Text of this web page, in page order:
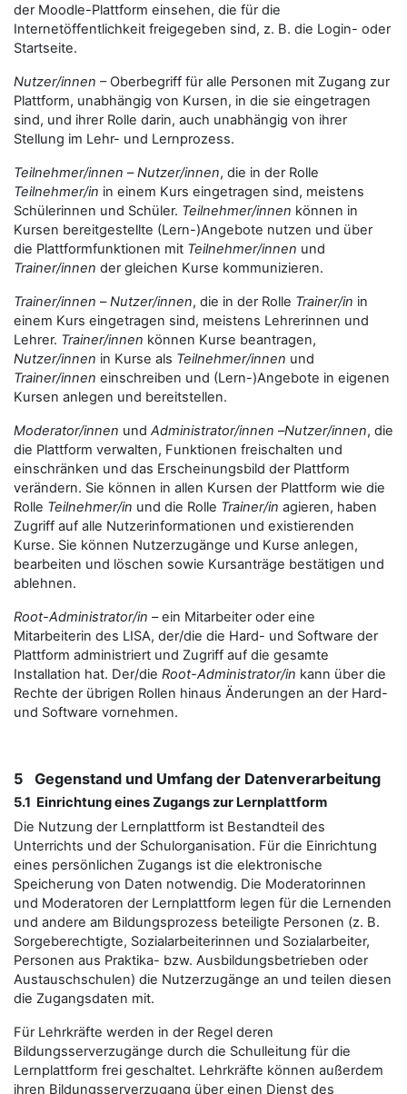
der Moodle-Plattform einsehen, die für die
Internetöffentlichkeit freigegeben sind, z. B. die Login- oder
Startseite.
Nutzer/innen – Oberbegriff für alle Personen mit Zugang zur
Plattform, unabhängig von Kursen, in die sie eingetragen
sind, und ihrer Rolle darin, auch unabhängig von ihrer
Stellung im Lehr- und Lernprozess.
Teilnehmer/innen –Nutzer/innen, die in der Rolle
Teilnehmer/in in einem Kurs eingetragen sind, meistens
Schülerinnen und Schüler. Teilnehmer/innen können in
Kursen bereitgestellte (Lern-)Angebote nutzen und über
die Plattformfunktionen mit Teilnehmer/innen und
Trainer/innen der gleichen Kurse kommunizieren.
Trainer/innen –Nutzer/innen, die in der Rolle Trainer/in in
einem Kurs eingetragen sind, meistens Lehrerinnen und
Lehrer. Trainer/innen können Kurse beantragen,
Nutzer/innen in Kurse als Teilnehmer/innen und
Trainer/innen einschreiben und (Lern-)Angebote in eigenen
Kursen anlegen und bereitstellen.
Moderator/innen und Administrator/innen –Nutzer/innen, die
die Plattform verwalten, Funktionen freischalten und
einschränken und das Erscheinungsbild der Plattform
verändern. Sie können in allen Kursen der Plattform wie die
Rolle Teilnehmer/in und die Rolle Trainer/in agieren, haben
Zugriff auf alle Nutzerinformationen und existierenden
Kurse. Sie können Nutzerzugänge und Kurse anlegen,
bearbeiten und löschen sowie Kursanträge bestätigen und
ablehnen.
Root-Administrator/in – ein Mitarbeiter oder eine
Mitarbeiterin des LISA, der/die die Hard- und Software der
Plattform administriert und Zugriff auf die gesamte
Installation hat. Der/die Root-Administrator/in kann über die
Rechte der übrigen Rollen hinaus Änderungen an der Hard-
und Software vornehmen.
5 Gegenstand und Umfang der Datenverarbeitung
5.1 Einrichtung eines Zugangs zur Lernplattform
Die Nutzung der Lernplattform ist Bestandteil des
Unterrichts und der Schulorganisation. Für die Einrichtung
eines persönlichen Zugangs ist die elektronische
Speicherung von Daten notwendig. Die Moderatorinnen
und Moderatoren der Lernplattform legen für die Lernenden
und andere am Bildungsprozess beteiligte Personen (z. B.
Sorgeberechtigte, Sozialarbeiterinnen und Sozialarbeiter,
Personen aus Praktika- bzw. Ausbildungsbetrieben oder
Austauschschulen) die Nutzerzugänge an und teilen diesen
die Zugangsdaten mit.
Für Lehrkräfte werden in der Regel deren
Bildungsserverzugänge durch die Schulleitung für die
Lernplattform frei geschaltet. Lehrkräfte können außerdem
ihren Bildungsserverzugang über einen Dienst des